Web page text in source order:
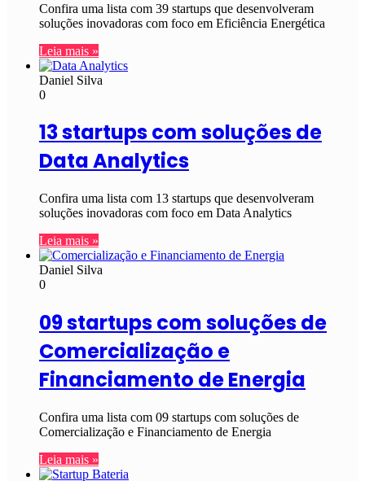
Confira uma lista com 39 startups que desenvolveram
soluções inovadoras com foco em Eficiência Energética
Leia mais »
Daniel Silva
0
13 startups com soluções de
Data Analytics
Confira uma lista com 13 startups que desenvolveram
soluções inovadoras com foco em Data Analytics
Leia mais »
Daniel Silva
0
09 startups com soluções de
Comercialização e
Financiamento de Energia
Confira uma lista com 09 startups com soluções de
Comercialização e Financiamento de Energia
Leia mais »